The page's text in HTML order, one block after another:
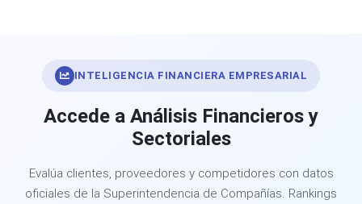
INTELIGENCIA FINANCIERA EMPRESARIAL
Accede a Análisis Financieros y
Sectoriales
Evalúa clientes, proveedores y competidores con datos
oficiales de la Superintendencia de Compañías. Rankings